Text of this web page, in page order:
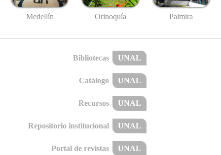
Medellín Orinoquía Palmira
Bibliotecas UNAL
Catálogo UNAL
Recursos UNAL
Repositorio institucional UNAL
Portal de revistas UNAL